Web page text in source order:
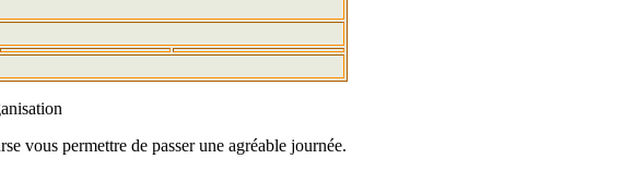
vous permettre de passer une agréable journée.